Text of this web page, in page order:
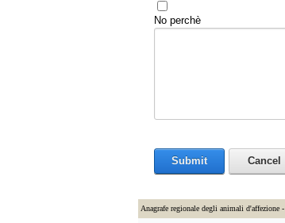
No perchè
Submit Cancel
Anagrafe regionale degli animali d'affezione -